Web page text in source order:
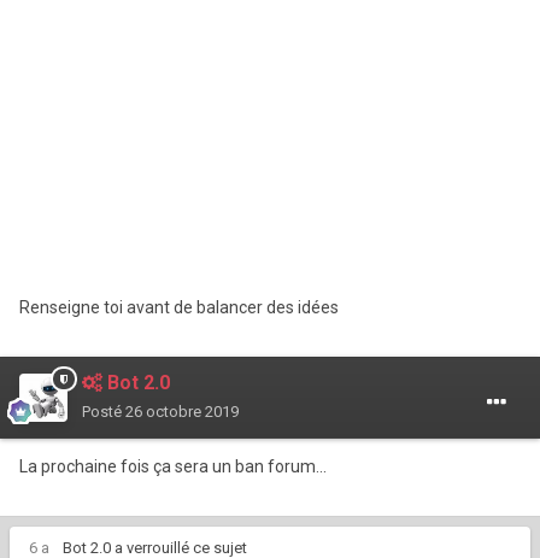
Renseigne toi avant de balancer des idées
Bot 2.0
Posté 26 octobre 2019
La prochaine fois ça sera un ban forum...
6 a Bot 2.0 a verrouillé ce sujet